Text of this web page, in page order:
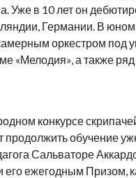
Уже в 10 лет он
Германии. В
оркестром
«Мелодия», а также
конкурсе
обучение
Сальваторе
его ежегодным Призом,